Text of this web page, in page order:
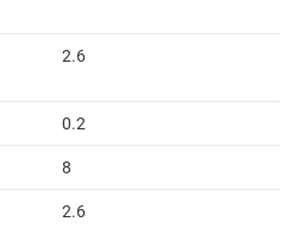
2.6
0.2
8
2.6